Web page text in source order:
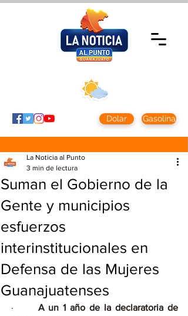
Dolar Gasolina
Suman el Gobierno de la
Gente y municipios
esfuerzos
interinstitucionales en
Defensa de las Mujeres
Guanajuatenses
La Noticia al Punto
3 min de lectura
· A un 1 año de la declaratoria de